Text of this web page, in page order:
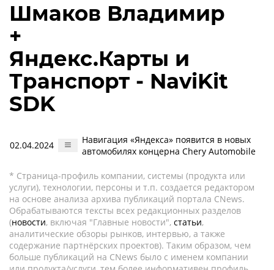
Шмаков Владимир
+
Яндекс.Карты и
Транспорт - NaviKit
SDK
02.04.2024
Навигация «Яндекса» появится в новых
автомобилях концерна Chery Automobile
* Страница-профиль компании, системы (продукта или
услуги), технологии, персоны и т.п. создается редактором
на основе анализа архива публикаций портала CNews.
Обрабатываются тексты всех редакционных разделов
(новости, включая "Главные новости", статьи,
аналитические обзоры рынков, интервью, а также
содержание партнёрских проектов). Таким образом, чем
больше публикаций на CNews было с именем компании